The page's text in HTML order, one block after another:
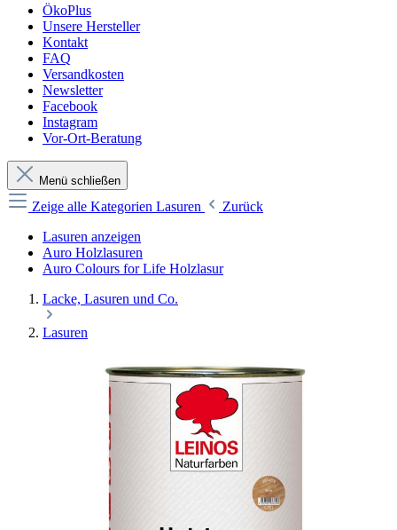
ÖkoPlus
Unsere Hersteller
Kontakt
FAQ
Versandkosten
Newsletter
Facebook
Instagram
Vor-Ort-Beratung
Menü schließen
Zeige alle Kategorien Lasuren
Zurück
Lasuren anzeigen
Auro Holzlasuren
Auro Colours for Life Holzlasur
Lacke, Lasuren und Co.
Lasuren